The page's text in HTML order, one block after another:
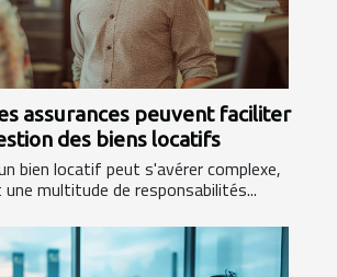
assurances peuvent faciliter
des biens locatifs
bien locatif peut s'avérer complexe,
multitude de responsabilités...